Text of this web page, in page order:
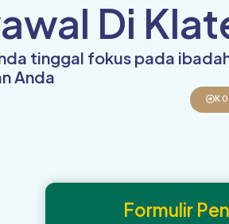
Di
tinggal fokus pada
Anda
Formulir